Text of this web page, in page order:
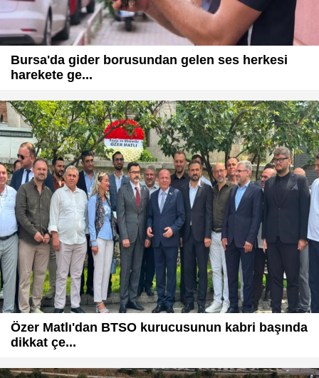
Bursa'da gider borusundan gelen ses herkesi
harekete ge...
Özer Matlı'dan BTSO kurucusunun kabri başında
dikkat çe...